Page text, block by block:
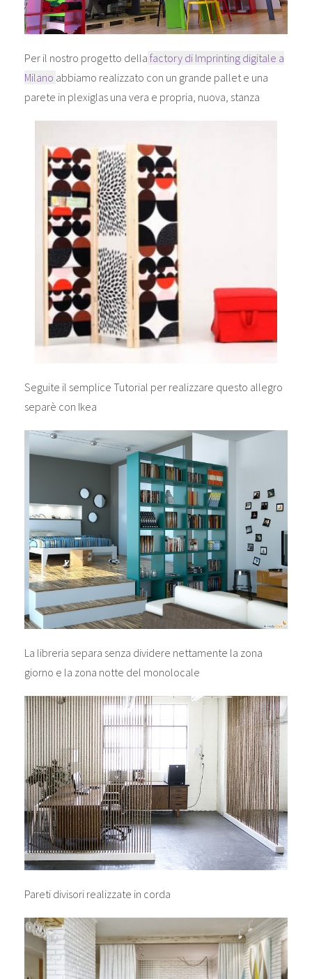
Per il nostro progetto della factory di Imprinting digitale a
Milano abbiamo realizzato con un grande pallet e una
parete in plexiglas una vera e propria, nuova, stanza
Seguite il semplice Tutorial per realizzare questo allegro
separè con Ikea
La libreria separa senza dividere nettamente la zona
giorno e la zona notte del monolocale
Pareti divisori realizzate in corda